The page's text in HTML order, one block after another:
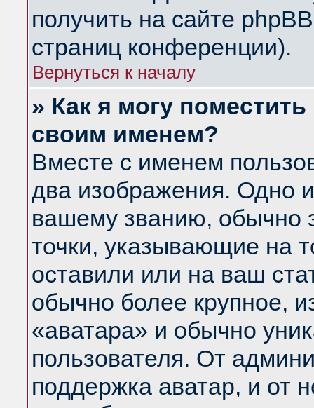
получить на сайте
страниц конференции).
Вернуться к началу
» Как я могу
своим именем?
Вместе с именем
два изображения. Одно
вашему званию, обычно
точки, указывающие на
оставили или на ваш
обычно более крупное,
«аватара» и обычно
пользователя. От
поддержка аватар, и от